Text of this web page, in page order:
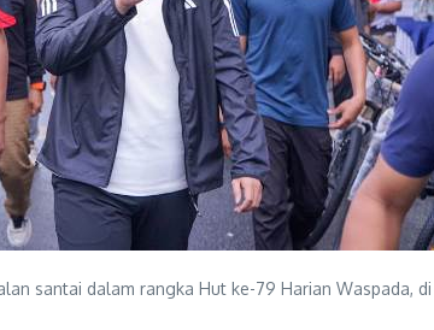
santai dalam rangka Hut ke-79 Harian Waspada,